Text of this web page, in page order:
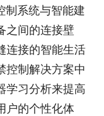
制系统与智能建
之间的连接壁
连接的智能生活
控制解决方案中
学习分析来提高
户的个性化体